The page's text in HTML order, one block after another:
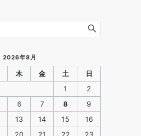
2026年8月
木 金 土
日
1
2
6 7 8
9
13 14 15
16
20 21 22
23